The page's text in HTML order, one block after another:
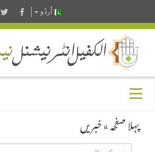
اُردُو
پہلا صفحہ»خبریں